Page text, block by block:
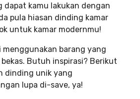
dapat kamu lakukan dengan
pula hiasan dinding kamar
untuk kamar modernmu!
menggunakan barang yang
Butuh inspirasi? Berikut
dinding unik yang
lupa di-save, ya!